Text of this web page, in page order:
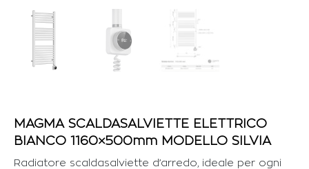
MAGMA SCALDASALVIETTE ELETTRICO
BIANCO 1160×500mm MODELLO SILVIA
Radiatore scaldasalviette d’arredo, ideale per ogni